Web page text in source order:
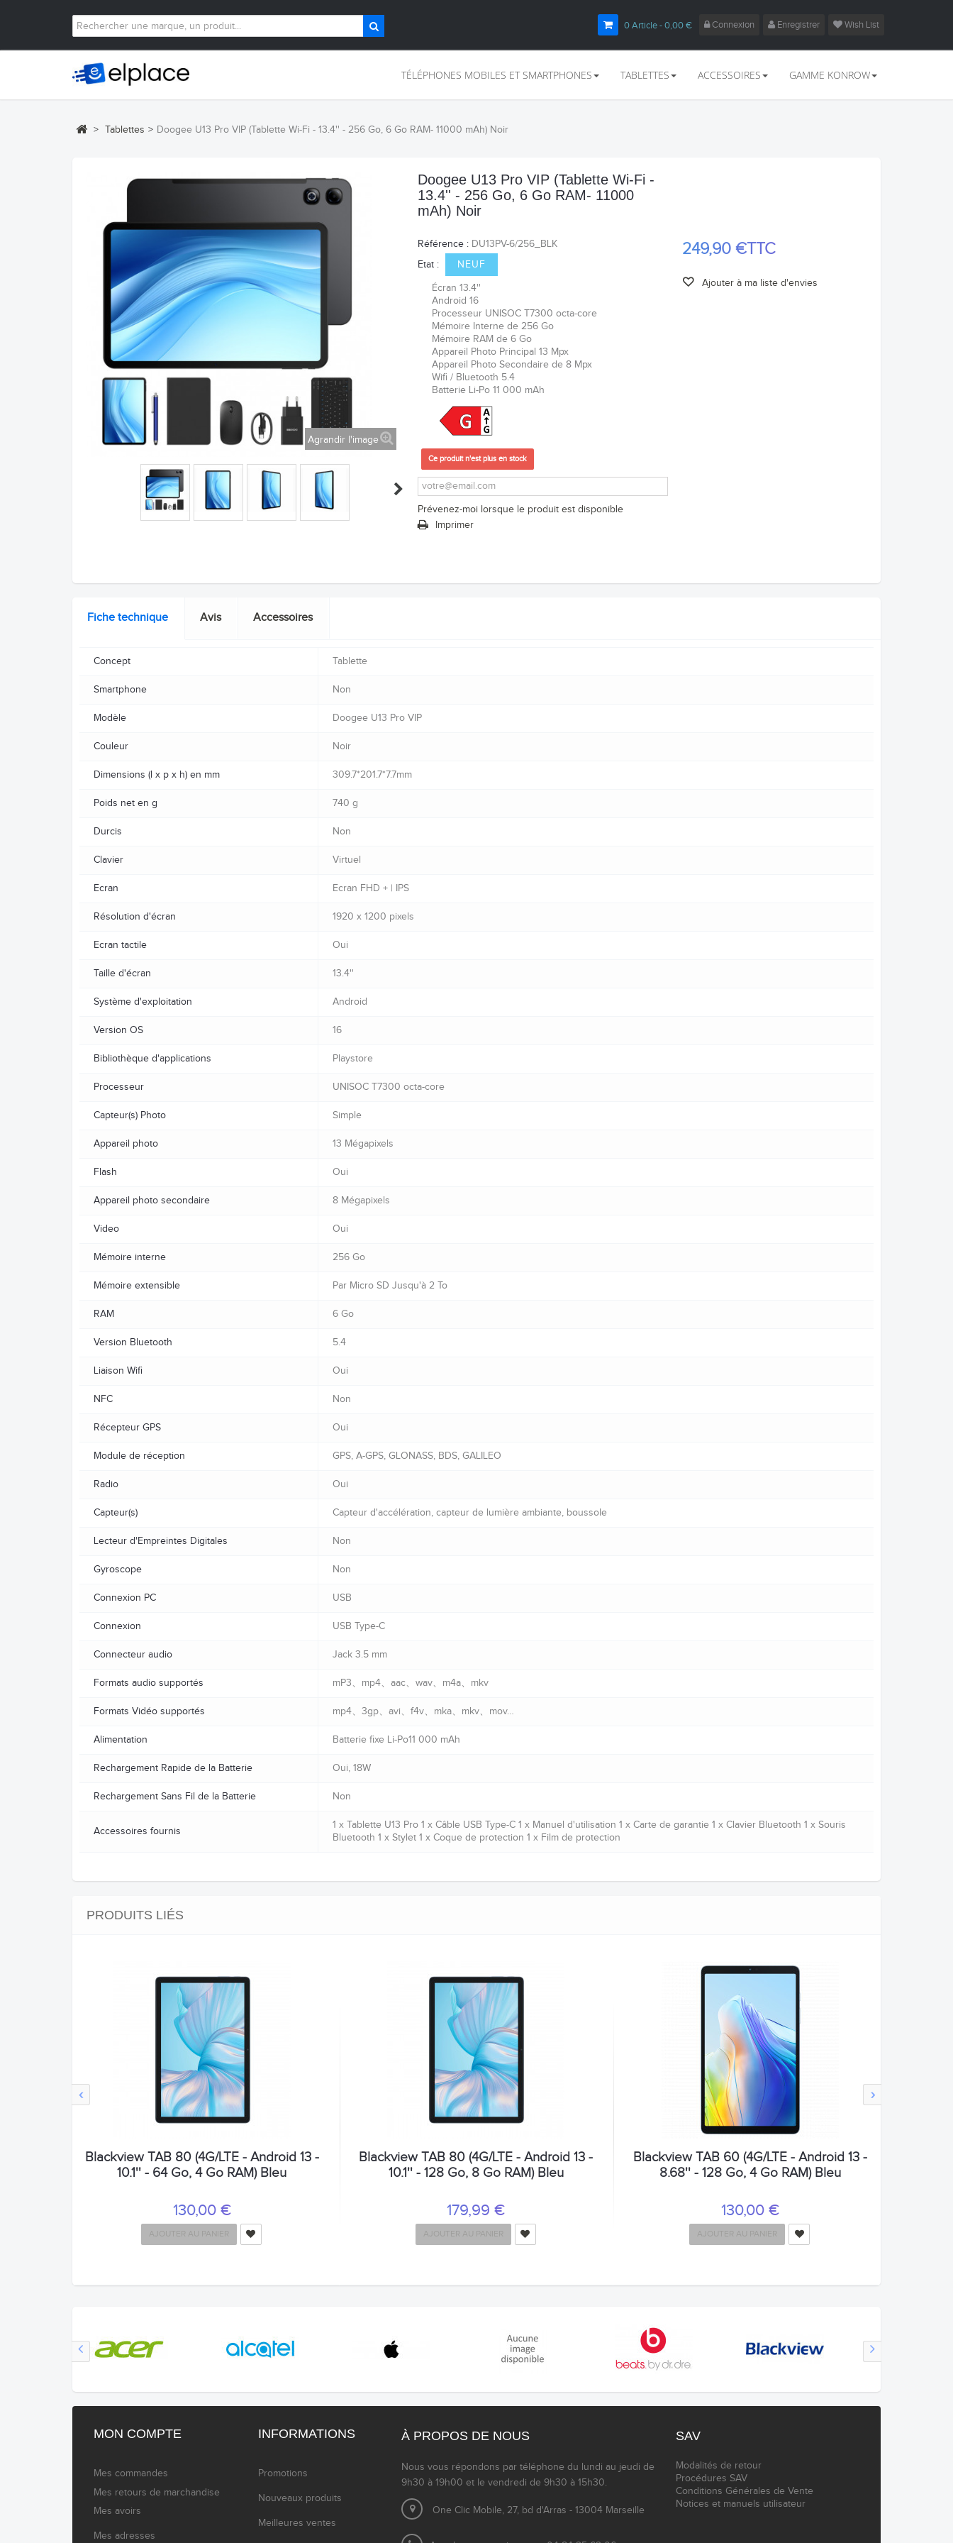
Connexion Enregistrer Wish List
0Article- 0,00 €
TÉLÉPHONES MOBILES ET SMARTPHONES TABLETTES ACCESSOIRES GAMME KONROW
> Tablettes > Doogee U13 Pro VIP (Tablette Wi-Fi - 13.4'' - 256 Go, 6 Go RAM- 11000 mAh) Noir
Agrandir l'image
Doogee U13 Pro VIP (Tablette Wi-Fi -
13.4'' - 256 Go, 6 Go RAM- 11000
mAh) Noir
Référence : DU13PV-6/256_BLK
Etat :
NEUF
Écran 13.4''
Android 16
Processeur UNISOC T7300 octa-core
Mémoire Interne de 256 Go
Mémoire RAM de 6 Go
Appareil Photo Principal 13 Mpx
Appareil Photo Secondaire de 8 Mpx
Wifi / Bluetooth 5.4
Batterie Li-Po 11 000 mAh
Ce produit n'est plus en stock
Prévenez-moi lorsque le produit est disponible
Imprimer
249,90 €TTC
Ajouter à ma liste d'envies
Fiche technique Avis Accessoires
Concept Tablette
Smartphone Non
Modèle Doogee U13 Pro VIP
Couleur Noir
Dimensions (l x p x h) en mm 309.7*201.7*7.7mm
Poids net en g 740 g
Durcis Non
Clavier Virtuel
Ecran Ecran FHD + | IPS
Résolution d'écran 1920 x 1200 pixels
Ecran tactile Oui
Taille d'écran 13.4''
Système d'exploitation Android
Version OS 16
Bibliothèque d'applications Playstore
Processeur UNISOC T7300 octa-core
Capteur(s) Photo Simple
Appareil photo 13 Mégapixels
Flash Oui
Appareil photo secondaire 8 Mégapixels
Video Oui
Mémoire interne 256 Go
Mémoire extensible Par Micro SD Jusqu'à 2 To
RAM 6 Go
Version Bluetooth 5.4
Liaison Wifi Oui
NFC Non
Récepteur GPS Oui
Module de réception GPS, A-GPS, GLONASS, BDS, GALILEO
Radio Oui
Capteur(s) Capteur d'accélération, capteur de lumière ambiante, boussole
Lecteur d'Empreintes Digitales Non
Gyroscope Non
Connexion PC USB
Connexion USB Type-C
Connecteur audio Jack 3.5 mm
Formats audio supportés mP3、mp4、aac、wav、m4a、mkv
Formats Vidéo supportés mp4、3gp、avi、f4v、mka、mkv、mov…
Alimentation Batterie fixe Li-Po11 000 mAh
Rechargement Rapide de la Batterie Oui, 18W
Rechargement Sans Fil de la Batterie Non
Accessoires fournis
1 x Tablette U13 Pro 1 x Câble USB Type-C 1 x Manuel d'utilisation 1 x Carte de garantie 1 x Clavier Bluetooth 1 x Souris
Bluetooth 1 x Stylet 1 x Coque de protection 1 x Film de protection
PRODUITS LIÉS
‹ ›
Blackview TAB 80 (4G/LTE - Android 13 -
10.1'' - 64 Go, 4 Go RAM) Bleu
130,00 €
AJOUTER AU PANIER
Blackview TAB 80 (4G/LTE - Android 13 -
10.1'' - 128 Go, 8 Go RAM) Bleu
179,99 €
AJOUTER AU PANIER
Blackview TAB 60 (4G/LTE - Android 13 -
8.68'' - 128 Go, 4 Go RAM) Bleu
130,00 €
AJOUTER AU PANIER
MON COMPTE
Mes commandes
Mes retours de marchandise
Mes avoirs
Mes adresses
INFORMATIONS
Promotions
Nouveaux produits
Meilleures ventes
À PROPOS DE NOUS
Nous vous répondons par téléphone du lundi au jeudi de
9h30 à 19h00 et le vendredi de 9h30 à 15h30.
One Clic Mobile, 27, bd d'Arras - 13004 Marseille
SAV
Modalités de retour
Procédures SAV
Conditions Générales de Vente
Notices et manuels utilisateur